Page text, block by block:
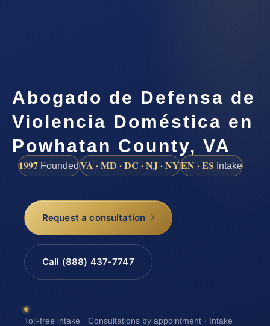
Abogado de Defensa de
Violencia Doméstica en
Powhatan County, VA
1997 FoundedVA · MD · DC · NJ · NYEN · ES Intake
Request a consultation
Call (888) 437-7747
Toll-free intake · Consultations by appointment · Intake